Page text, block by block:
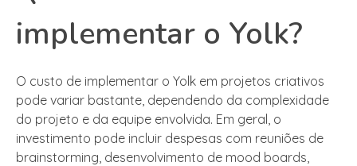
implementar o Yolk?
O custo de implementar o Yolk em projetos criativos
pode variar bastante, dependendo da complexidade
do projeto e da equipe envolvida. Em geral, o
investimento pode incluir despesas com reuniões de
brainstorming, desenvolvimento de mood boards,